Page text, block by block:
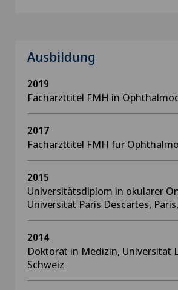
Ausbildung
2019
Facharzttitel FMH in
2017
Facharzttitel FMH für
2015
Universitätsdiplom in okularer
Universität Paris Descartes,
2014
Doktorat in Medizin, Universität
Schweiz